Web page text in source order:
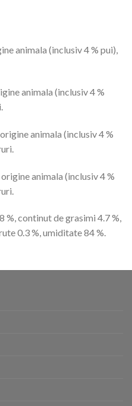
animala (inclusiv 4 % pui),
animala (inclusiv 4 %
animala (inclusiv 4 %
animala (inclusiv 4 %
continut de grasimi 4.7 %,
0.3 %, umiditate 84 %.